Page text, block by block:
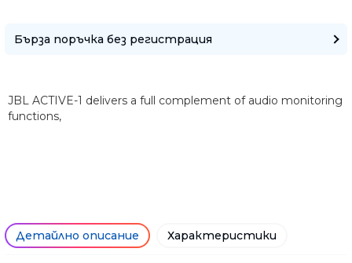
Бърза поръчка без регистрация
Само
JBL ACTIVE-1 delivers a full complement of audio monitoring
functions,
Детайлно описание Характеристики